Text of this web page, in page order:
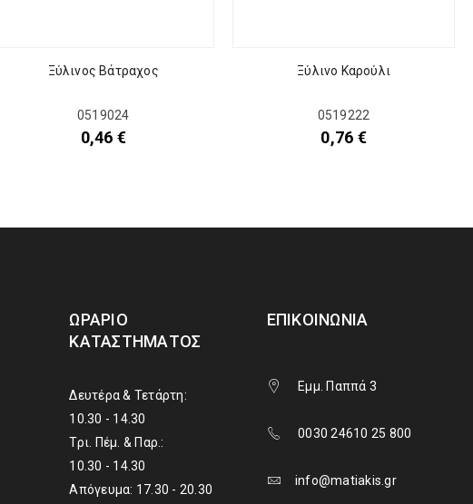
Ξύλινος Βάτραχος
0519024
0,46 €
Ξύλινο Καρούλι
0519222
0,76 €
ΩΡΆΡΙΟ
ΚΑΤΑΣΤΉΜΑΤΟΣ
Δευτέρα & Τετάρτη:
10.30 - 14.30
Τρι. Πέμ. & Παρ.:
10.30 - 14.30
Απόγευμα: 17.30 - 20.30
ΕΠΙΚΟΙΝΩΝΊΑ
Εμμ. Παππά 3
0030 24610 25 800
info@matiakis.gr